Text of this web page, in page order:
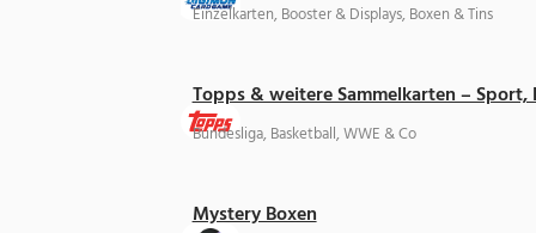
Einzelkarten, Booster & Displays, Boxen & Tins
Topps & weitere Sammelkarten –
Bundesliga, Basketball, WWE & Co
Mystery Boxen